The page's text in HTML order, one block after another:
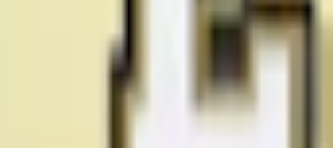
i det varma vattnet tills det är helt upplöst
direkt i saltlösningen
påsen med prillorna och förslut ordentligt